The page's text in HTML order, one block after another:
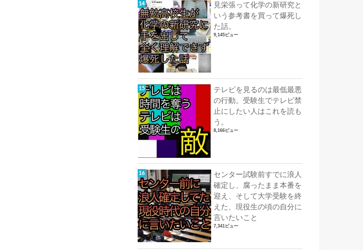
見栄張って化学の新研究と
いう参考書を買って爆死し
た話。
9,145ビュー
テレビを見るのは最低最悪
の行動。受験生でテレビ禁
止にしたい人はこれを読も
う。
8,166ビュー
センター試験前すでに浪人
確定し、腐ったまま本番を
迎え、そして大学受験を終
えた、現役生の頃の自分に
言いたいこと
7,341ビュー